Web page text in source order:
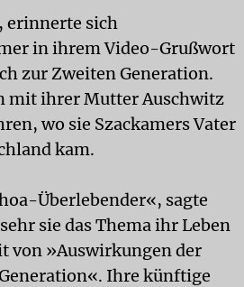
erinnerte sich
in ihrem Video-Grußwort
zur Zweiten Generation.
mit ihrer Mutter Auschwitz
wo sie Szackamers Vater
kam.
Überlebender«, sagte
sie das Thema ihr Leben
von »Auswirkungen der
Ihre künftige